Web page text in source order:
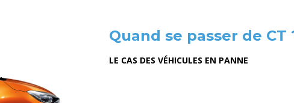
Quand se passer de CT
LE CAS DES VÉHICULES EN PANNE